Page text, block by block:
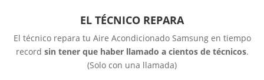
EL TÉCNICO REPARA
El técnico repara tu Aire Acondicionado Samsung en tiempo
record sin tener que haber llamado a cientos de técnicos.
(Solo con una llamada)